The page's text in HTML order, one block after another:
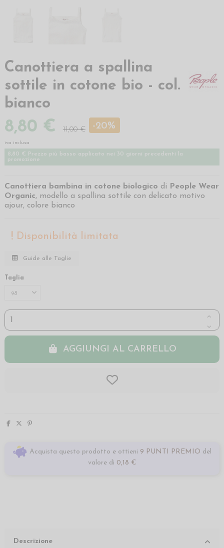
Canottiera a spallina
sottile in cotone bio - col.
bianco
8,80 € 11,00 € -20%
iva inclusa
8,80 € Prezzo più basso applicato nei 30 giorni precedenti la
promozione
Canottiera bambina in cotone biologico di People Wear
Organic, modello a spallina sottile con delicato motivo
ajour, colore bianco
Disponibilità limitata
Guide alle Taglie
Taglia
AGGIUNGI AL CARRELLO
Acquista questo prodotto e ottieni 9 PUNTI PREMIO del
valore di 0,18 €
Descrizione